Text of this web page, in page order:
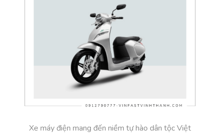
Xe máy điện mang đến niềm tự hào dân tộc Việt